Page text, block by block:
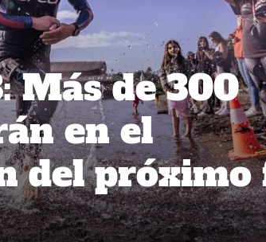
de 300
en el
del próximo